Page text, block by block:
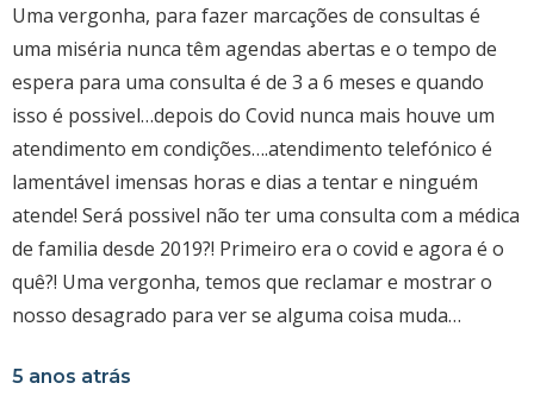
Uma vergonha, para fazer marcações de consultas é
uma miséria nunca têm agendas abertas e o tempo de
espera para uma consulta é de 3 a 6 meses e quando
isso é possivel…depois do Covid nunca mais houve um
atendimento em condições….atendimento telefónico é
lamentável imensas horas e dias a tentar e ninguém
atende! Será possivel não ter uma consulta com a médica
de familia desde 2019?! Primeiro era o covid e agora é o
quê?! Uma vergonha, temos que reclamar e mostrar o
nosso desagrado para ver se alguma coisa muda…
5 anos atrás